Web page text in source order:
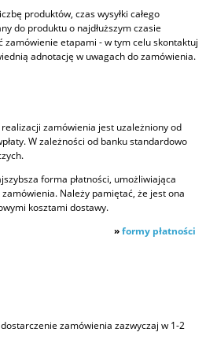
produktów, czas wysyłki całego
do produktu o najdłuższym czasie
zamówienie etapami - w tym celu skontaktuj
adnotację w uwagach do zamówienia.
realizacji zamówienia jest uzależniony od
W zależności od banku standardowo
forma płatności, umożliwiająca
Należy pamiętać, że jest ona
kosztami dostawy.
»formy płatności
zamówienia zazwyczaj w 1-2